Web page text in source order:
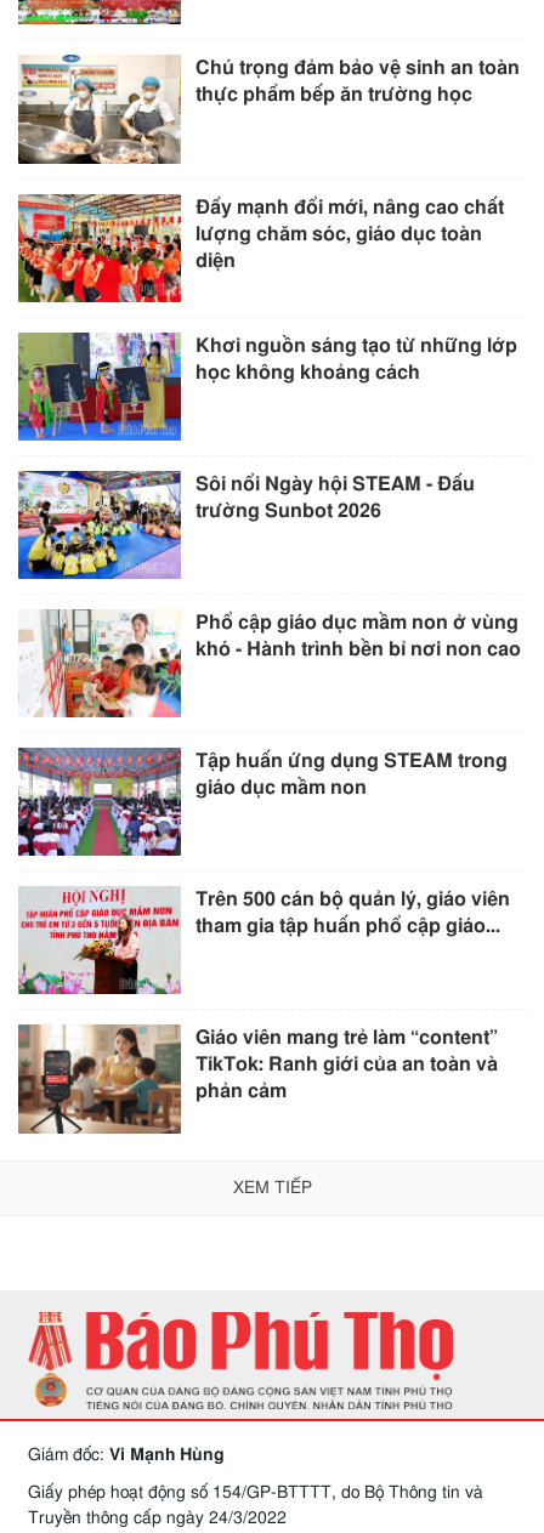
Chú trọng đảm bảo vệ sinh an toàn
thực phẩm bếp ăn trường học
Đẩy mạnh đổi mới, nâng cao chất
lượng chăm sóc, giáo dục toàn
diện
Khơi nguồn sáng tạo từ những lớp
học không khoảng cách
Sôi nổi Ngày hội STEAM - Đấu
trường Sunbot 2026
Phổ cập giáo dục mầm non ở vùng
khó - Hành trình bền bỉ nơi non cao
Tập huấn ứng dụng STEAM trong
giáo dục mầm non
Trên 500 cán bộ quản lý, giáo viên
tham gia tập huấn phổ cập giáo...
Giáo viên mang trẻ làm “content”
TikTok: Ranh giới của an toàn và
phản cảm
XEM TIẾP
Giám đốc: Vi Mạnh Hùng
Giấy phép hoạt động số 154/GP-BTTTT, do Bộ Thông tin và
Truyền thông cấp ngày 24/3/2022